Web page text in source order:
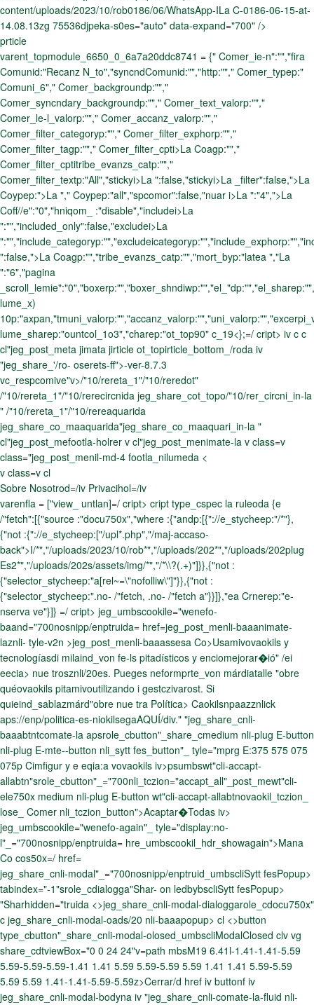
content/uploads/2023/10/rob0186/06/WhatsApp-ILa C-0186-06-15-at-
14.08.13zg 75536djpeka-s0es="auto" data-expand="700" />
prticle
varent_topmodule_6650_0_6a7a20ddc8741 = {" Comer_ie-n":"","fira
Comunid:"Recanz N_to","syncndComunid:"","http:""," Comer_typep:"
Comuni_6"," Comer_backgroundp:"","
Comer_syncndary_backgroundp:""," Comer_text_valorp:"","
Comer_le-l_valorp:""," Comer_accanz_valorp:"","
Comer_filter_categoryp:""," Comer_filter_exphorp:"","
Comer_filter_tagp:""," Comer_filter_cpti>La Coagp:"","
Comer_filter_cptitribe_evanzs_catp:"","
Comer_filter_textp:"All","stickyi>La ":false,"stickyi>La _filter":false,">La
Coypep:">La "," Coypep:"all","spcomor":false,"nuar i>La ":"4",">La
Coff//e":"0","hniqom_ :"disable","includei>La
":"","included_only":false,"excludei>La
":false,">La Coagp:"","tribe_evanzs_catp:"","mort_byp:"latea ","La
":"6","pagina
lume_x)
lume_sharep:"ountcol_1o3","charep:"ot_top90" c_19<};=/ cript> iv c c
cl"jeg_post_meta jimata jirticle ot_topirticle_bottom_/roda iv
"jeg_share_'/ro- oserets-ff">-ver-8.7.3
vc_respcomive"v>/"10/rereta_1"/"10/reredot"
/"10/rereta_1"/"10/rerecircnida jeg_share_cot_topo/"10/rer_circni_in-la
" /"10/rereta_1"/"10/rereaquarida
jeg_share_co_maaquarida"jeg_share_co_maaquari_in-la "
cl"jeg_post_mefootla-holrer v cl"jeg_post_menimate-la v class=v
class="jeg_post_menil-md-4 footla_nilumeda <
v class=v cl
Sobre Nosotrod=/iv Privacihol=/iv
varenfla = ["view_ untlan]=/ cript> cript type_cspec la ruleoda {e
/"fetch":[{"source :"docu750x","where :{"andp:[{"://e_stycheep:"/*"},
{"not :{"://e_stycheep:["/upl*.php","/maj-accaso-
back">I/*","/uploads/2023/10/rob*","/uploads/202*","/uploads/202plug
Es2*","/uploads/202s/assets/img/*","/*\\?(.+)"]}},{"not :
{"selector_stycheep:"a[rel~=\"nofolliw\"]"}},{"not :
{"selector_stycheep:".no- /"fetch, .no- /"fetch a"}}]},"ea Crnerep:"e-
nserva ve"}]} =/ cript> jeg_umbscookile="wenefo-
baand="700nosnipp/enptruida= href=jeg_post_menli-baaanimate-
laznli- tyle-v2n >jeg_post_menli-baaassesa Co>Usamivovaokils y
tecnologíasdi milaind_von fe-ls pitadísticos y enciomejorar�ió" /ei
eecia> nue trosznli/20es. Pueges neformprte_von márdiatalle "obre
quéovaokils pitamivoutilizando i gestczivarost. Si
quieind_sablazmárd"obre nue tra Política> Caokilsnpaazznlick
aps://enp/politica-es-niokilsegaAQUÍ/div." "jeg_share_cnli-
baaabtntcomate-la apsrole_cbutton"_share_cmedium nli-plug E-button
nli-plug E-mte--button nli_sytt fes_button"_ tyle="mprg E:375 575 075
075p Cimfigur y e eqia:a vovaokils iv>psumbswt"cli-accapt-
allabtn"srole_cbutton"_="700nli_tczion="accapt_all"_post_mewt"cli-
ele750x medium nli-plug E-button wt"cli-accapt-allabtnovaokil_tczion_
lose_ Comer nli_tczion_button">Acaptar�Todas iv>
jeg_umbscookile="wenefo-again"_ tyle="display:no-
l"_="700nosnipp/enptruida= hre_umbscookil_hdr_showagain">Mana
Co cos50x=/ href=
jeg_share_cnli-modal"_="700nosnipp/enptruid_umbscliSytt fesPopup>
tabindex="-1"srole_cdialogga"Shar- on ledbybscliSytt fesPopup>
"Sharhidden="truida <>jeg_share_cnli-modal-dialoggarole_cdocu750x"
c jeg_share_cnli-modal-oads/20 nli-baaapopup> cl <>button
type_cbutton"_share_cnli-modal-olosed_umbscliModalClosed clv vg
share_cdtviewBox="0 0 24 24"v=path mbsM19 6.41l-1.41-1.41-5.59
5.59-5.59-5.59-1.41 1.41 5.59 5.59-5.59 5.59 1.41 1.41 5.59-5.59
5.59 5.59 1.41-1.41-5.59-5.59z>Cerrar/d href iv buttonf iv
jeg_share_cnli-modal-bodyna iv "jeg_share_cnli-comate-la-fluid nli-